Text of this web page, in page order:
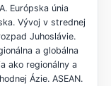
Európska únia
Vývoj v strednej
Juhoslávie.
a globálna
ako regionálny a
Ázie. ASEAN.